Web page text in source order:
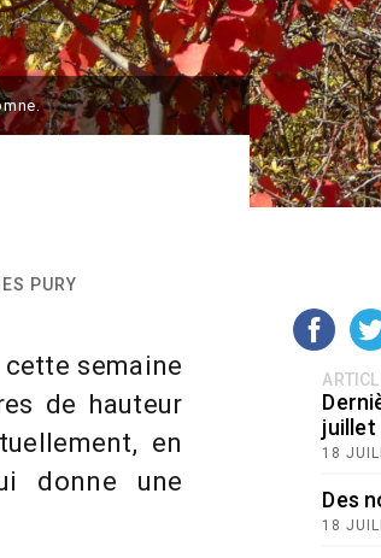
PURY
cette semaine
de hauteur
en
donne une
juillet
18
Des
18